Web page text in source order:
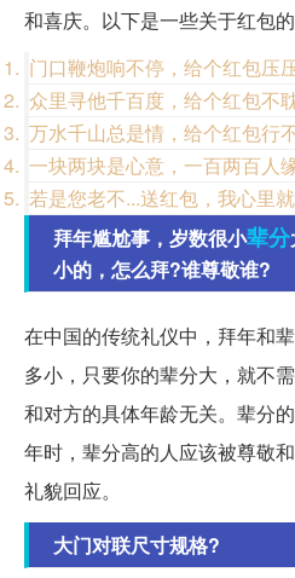
和喜庆。以下是一些关于红包的
门口鞭炮响不停，给个红包压压
众里寻他千百度，给个红包不耽
万水千山总是情，给个红包行不
一块两块是心意，一百两百人缘
若是您老不...送红包，我心里就
拜年尴尬事，岁数很小辈分
小的，怎么拜?谁尊敬谁?
在中国的传统礼仪中，拜年和
多小，只要你的辈分大，就不
和对方的具体年龄无关。辈分
年时，辈分高的人应该被尊敬
礼貌回应。
大门对联尺寸规格?